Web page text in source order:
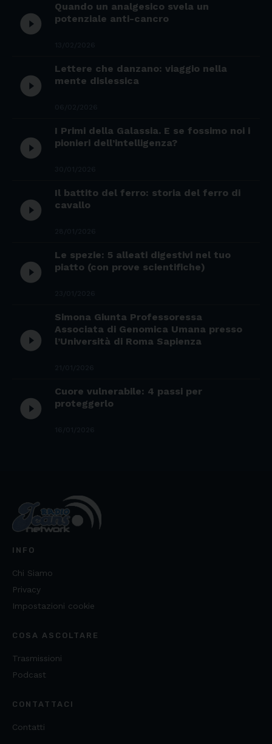
play_circle_filled
Quando un analgesico svela un
potenziale anti-cancro
play_circle_filled
Lettere che danzano: viaggio nella
mente dislessica
play_circle_filled
I Primi della Galassia. E se fossimo noi i
pionieri dell’intelligenza?
play_circle_filled
Il battito del ferro: storia del ferro di
cavallo
play_circle_filled
Le spezie: 5 alleati digestivi nel tuo
piatto (con prove scientifiche)
play_circle_filled
Simona Giunta Professoressa
Associata di Genomica Umana presso
l’Università di Roma Sapienza
play_circle_filled
Cuore vulnerabile: 4 passi per
proteggerlo
INFO
Chi Siamo
Privacy
Impostazioni cookie
COSA ASCOLTARE
Trasmissioni
Podcast
CONTATTACI
Contatti